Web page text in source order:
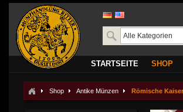
STARTSEITE SHOP
Shop Antike Münzen Römische